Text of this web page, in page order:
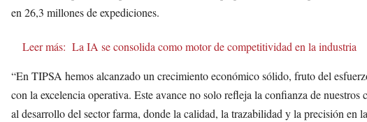
en 26,3 millones de expediciones.
Leer más: La IA se consolida como motor de competitividad en la industria
“En TIPSA hemos alcanzado un crecimiento económico sólido, fruto del
con la excelencia operativa. Este avance no solo refleja la confianza de
al desarrollo del sector farma, donde la calidad, la trazabilidad y la precisión en